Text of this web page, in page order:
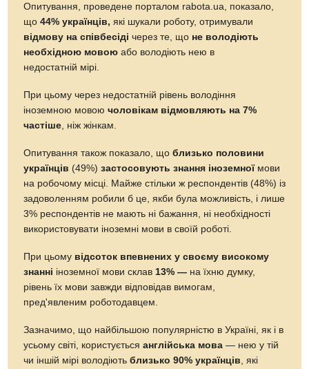
Опитування, проведене порталом rabota.ua, показало,
що44% українців, які шукали роботу, отримували
відмову на співбесіді через те, що не володіють
необхідною мовою або володіють нею в
недостатній мірі.
При цьому через недостатній рівень володіння
іноземною мовоючоловікам відмовляють на 7%
частіше , ніж жінкам.
Опитування також показало, щоблизько половини
українців (49%)застосовують знання іноземноїмови
на робочому місці. Майже стільки ж респондентів (48%) із
задоволенням робили б це, якби була можливість, і лише
3% респондентів не мають ні бажання, ні необхідності
використовувати іноземні мови в своїй роботі.
При цьому відсоток впевнених у своєму високому
знанні іноземної мови склав 13% — на їхню думку,
рівень їх мови завжди відповідав вимогам,
пред'явленим роботодавцем.
Зазначимо, що найбільшою популярністю в Україні, як і в
усьому світі, користуєтьсяанглійська мова — нею у тій
чи іншій мірі володіютьблизько 90% українців , які